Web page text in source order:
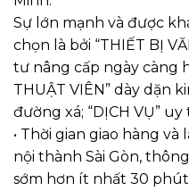
Sự lớn mạnh và được
chọn là bởi “THIẾT BỊ
tư nâng cấp ngày càng
THUẬT VIÊN” dày dặn
đường xá; “DỊCH VỤ”
• Thời gian giao hàng
nội thành Sài Gòn,
sớm hơn ít nhất 30